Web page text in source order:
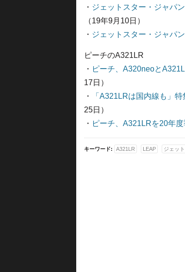
・ ジェットスター・ジャパ
（19年9月10日）
・ ジェットスター・ジャパ
ピーチのA321LR
・ ピーチ、A320neoと
17日）
・
「A321LRは国内線も」
25日）
・ ピーチ、A321LRを20年
キーワード: A321LR LEAP ジェッ